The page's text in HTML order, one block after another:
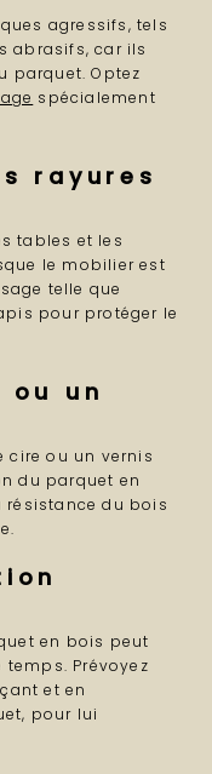
agressifs, tels
abrasifs, car ils
parquet. Optez
spécialement
rayures
tables et les
le mobilier est
telle que
pour protéger le
ou un
cire ou un vernis
du parquet en
résistance du bois
en bois peut
temps. Prévoyez
et en
pour lui